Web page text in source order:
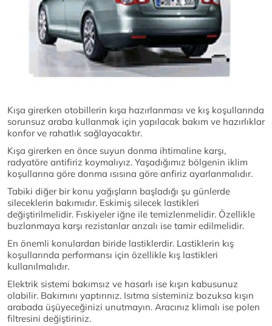
Kışa girerken otobillerin kışa hazırlanması ve kış koşullarında
sorunsuz araba kullanmak için yapılacak bakım ve hazırlıklar
konfor ve rahatlık sağlayacaktır.
Kışa girerken en önce suyun donma ihtimaline karşı,
radyatöre antifiriz koymalıyız. Yaşadığımız bölgenin iklim
koşullarına göre donma ısısına göre anfiriz ayarlanmalıdır.
Tabiki diğer bir konu yağışların başladığı şu günlerde
sileceklerin bakımıdır. Eskimiş silecek lastikleri
değiştirilmelidir. Fıskiyeler iğne ile temizlenmelidir. Özellikle
buzlanmaya karşı rezistanlar arızalı ise tamir edilmelidir.
En önemli konulardan biride lastiklerdir. Lastiklerin kış
koşullarında performansı için özellikle kış lastikleri
kullanılmalıdır.
Elektrik sistemi bakımsız ve hasarlı ise kışın kabusunuz
olabilir. Bakımını yaptırınız. Isıtma sisteminiz bozuksa kışın
arabada üşüyeceğinizi unutmayın. Aracınız klimalı ise polen
filtresini değiştiriniz.